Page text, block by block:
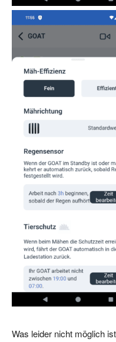
Was leider nicht möglich